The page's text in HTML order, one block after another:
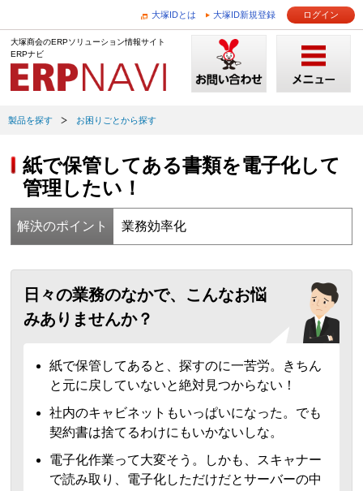
大塚IDとは 大塚ID新規登録 ログイン
大塚商会のERPソリューション情報サイト
ERPナビ
製品を探す お困りごとから探す
紙で保管してある書類を電子化して
管理したい！
解決のポイント 業務効率化
日々の業務のなかで、こんなお悩
みありませんか？
紙で保管してあると、探すのに一苦労。きちん
と元に戻していないと絶対見つからない！
社内のキャビネットもいっぱいになった。でも
契約書は捨てるわけにもいかないしな。
電子化作業って大変そう。しかも、スキャナー
で読み取り、電子化しただけだとサーバーの中